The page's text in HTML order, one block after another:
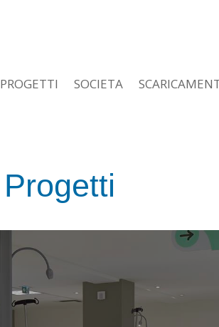
PROGETTI SOCIETA
Progetti